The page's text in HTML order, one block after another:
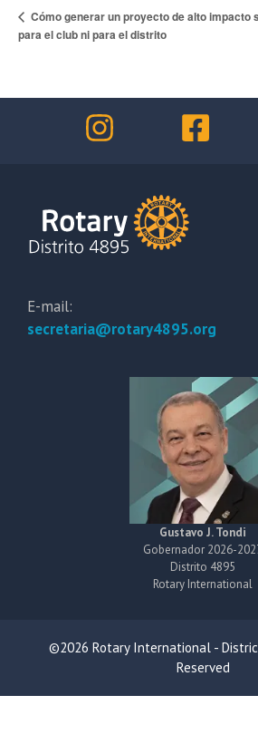
Cómo generar un proyecto de alto impacto
para el club ni para el distrito
E-mail:
secretaria@rotary4895.org
Gustavo J. Tondi
Gobernador 2026-
Distrito 4895
Rotary International
©2026 Rotary International -
Reserved